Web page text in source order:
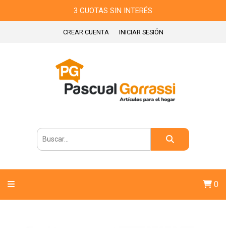
3 CUOTAS SIN INTERÉS
CREAR CUENTA INICIAR SESIÓN
0